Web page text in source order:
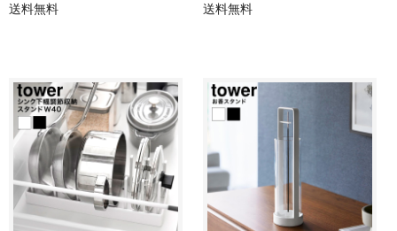
送料無料 送料無料